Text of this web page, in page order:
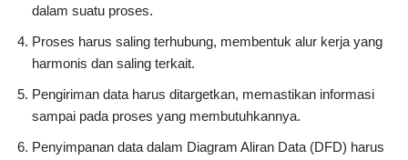
dalam suatu proses.
Proses harus saling terhubung, membentuk alur kerja yang
harmonis dan saling terkait.
Pengiriman data harus ditargetkan, memastikan informasi
sampai pada proses yang membutuhkannya.
Penyimpanan data dalam Diagram Aliran Data (DFD) harus